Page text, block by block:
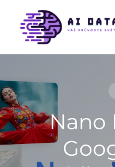
content
Nano